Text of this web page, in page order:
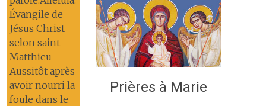
Évangile de
Jésus Christ
selon saint
Matthieu
Aussitôt après
avoir nourri la
foule dans le
Prières à Marie